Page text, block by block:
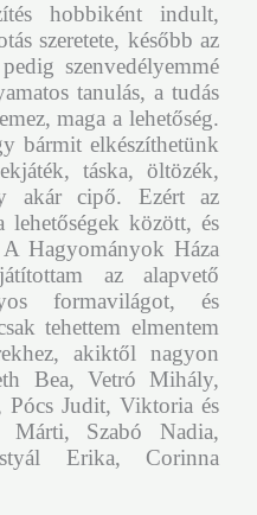
hobbiként indult,
szeretete, később az
szenvedélyemmé
tanulás, a tudás
maga a lehetőség.
bármit elkészíthetünk
táska, öltözék,
akár cipő. Ezért az
között, és
Hagyományok Háza
az alapvető
formavilágot, és
tehettem elmentem
akiktől nagyon
Bea, Vetró Mihály,
Judit, Viktoria és
Márti, Szabó Nadia,
Erika, Corinna